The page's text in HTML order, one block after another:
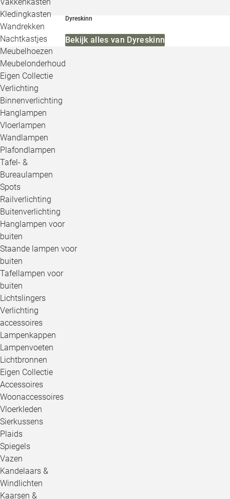
Kledingkasten
Wandrekken
Nachtkastjes
Meubelhoezen
Meubelonderhoud
Eigen Collectie
Verlichting
Binnenverlichting
Hanglampen
Vloerlampen
Wandlampen
Plafondlampen
Tafel- &
Bureaulampen
Spots
Railverlichting
Buitenverlichting
Hanglampen voor
buiten
Staande lampen voor
buiten
Tafellampen voor
buiten
Lichtslingers
Verlichting
accessoires
Lampenkappen
Lampenvoeten
Lichtbronnen
Eigen Collectie
Accessoires
Woonaccessoires
Vloerkleden
Sierkussens
Plaids
Spiegels
Vazen
Kandelaars &
Windlichten
Kaarsen &
Dyreskinn
Bekijk alles van Dyreskinn